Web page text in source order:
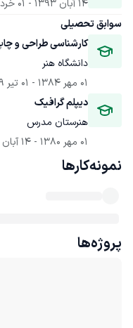
14 آبان 1393
- 01 خرداد 1395
سوابق تحصیلی
کارشناسی طراحی و
دانشگاه هنر
01 مهر 1384
- 01 تیر 1389
دیپلم گرافیک
هنرستان مدرس
01 مهر 1380
- 14 آبان 1383
نمونه‌کارها
پروژه‌ها